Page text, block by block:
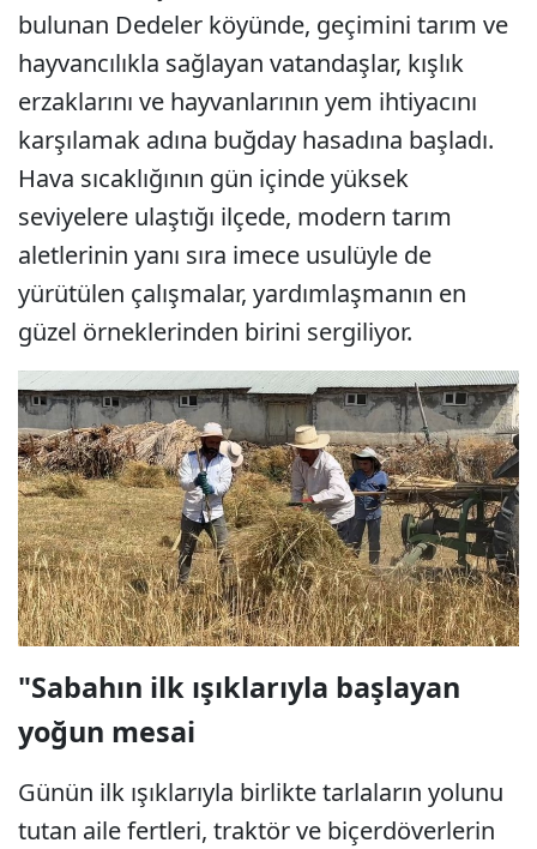
bulunan Dedeler köyünde, geçimini tarım ve
hayvancılıkla sağlayan vatandaşlar, kışlık
erzaklarını ve hayvanlarının yem ihtiyacını
karşılamak adına buğday hasadına başladı.
Hava sıcaklığının gün içinde yüksek
seviyelere ulaştığı ilçede, modern tarım
aletlerinin yanı sıra imece usulüyle de
yürütülen çalışmalar, yardımlaşmanın en
güzel örneklerinden birini sergiliyor.
"Sabahın ilk ışıklarıyla başlayan
yoğun mesai
Günün ilk ışıklarıyla birlikte tarlaların yolunu
tutan aile fertleri, traktör ve biçerdöverlerin